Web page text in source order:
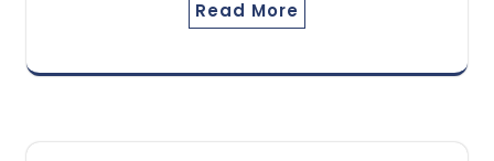
Read More